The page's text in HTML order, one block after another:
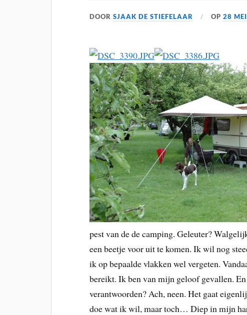
DOORSJAAK DE STIEFELAAR OP28
pest van de de camping. Geleuter?
een beetje voor uit te komen. Ik wil nog
ik op bepaalde vlakken wel vergeten.
bereikt. Ik ben van mijn geloof gevallen.
verantwoorden? Ach, neen. Het gaat
doe wat ik wil, maar toch… Diep in mijn